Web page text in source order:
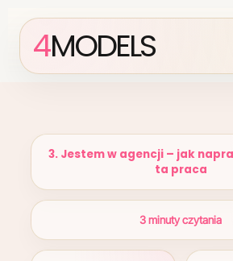
4MODELS
3. Jestem w agencji – jak
ta praca
3 minuty czytania